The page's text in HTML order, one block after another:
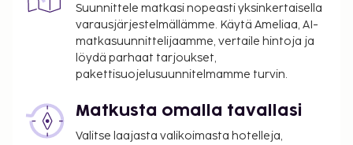
Suunnittele matkasi nopeasti yksinkertaisella
varausjärjestelmällämme. Käytä Ameliaa, AI-
matkasuunnittelijaamme, vertaile hintoja ja
löydä parhaat tarjoukset,
pakettisuojelusuunnitelmamme turvin.
Matkusta omalla tavallasi
Valitse laajasta valikoimasta hotelleja,